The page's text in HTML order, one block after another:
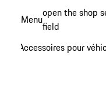
principal
Menuopen the shop
field
Accessoires pour